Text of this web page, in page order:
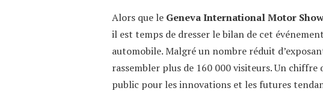
Alors que le Geneva International Motor
il est temps de dresser le bilan de cet
automobile. Malgré un nombre réduit
rassembler plus de 160 000 visiteurs. Un
public pour les innovations et les futures